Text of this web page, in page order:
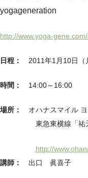
yogageneration
http://www.yoga-
日程： 2011年1月10日（
時間： 14:00～16:00
場所：
オハナスマイル ヨ
東急東横線「祐天寺
http://
講師： 出口 眞喜子